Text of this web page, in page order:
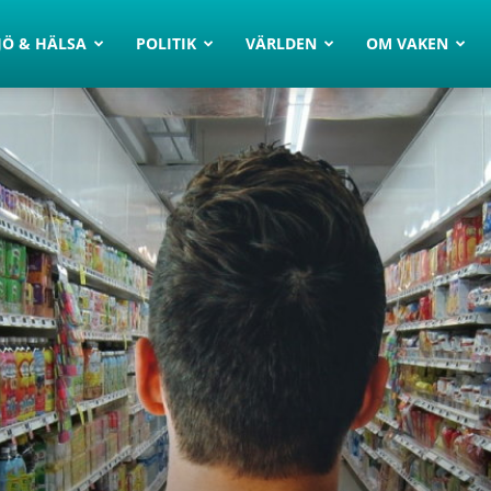
& HÄLSA POLITIK VÄRLDEN OM VAKEN